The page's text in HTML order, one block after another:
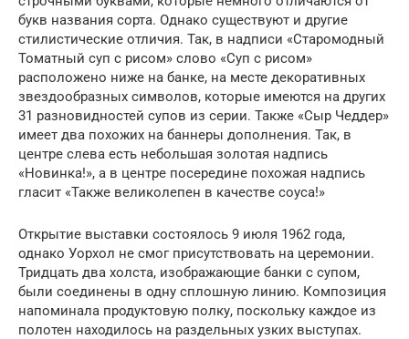
букв названия сорта. Однако существуют и другие
стилистические отличия. Так, в надписи «Старомодный
Томатный суп с рисом» слово «Суп с рисом»
расположено ниже на банке, на месте декоративных
звездообразных символов, которые имеются на других
31 разновидностей супов из серии. Также «Сыр Чеддер»
имеет два похожих на баннеры дополнения. Так, в
центре слева есть небольшая золотая надпись
«Новинка!», а в центре посередине похожая надпись
гласит «Также великолепен в качестве соуса!»
Открытие выставки состоялось 9 июля 1962 года,
однако Уорхол не смог присутствовать на церемонии.
Тридцать два холста, изображающие банки с супом,
были соединены в одну сплошную линию. Композиция
напоминала продуктовую полку, поскольку каждое из
полотен находилось на раздельных узких выступах.